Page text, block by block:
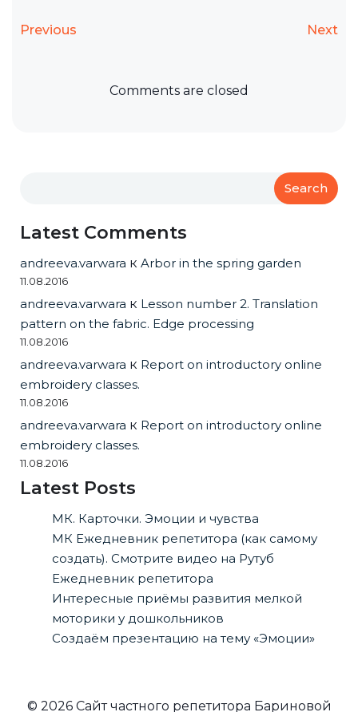
Previous Next
Comments are closed
Search
Latest Comments
andreeva.varwara к Arbor in the spring garden
11.08.2016
andreeva.varwara к Lesson number 2. Translation
pattern on the fabric. Edge processing
11.08.2016
andreeva.varwara к Report on introductory online
embroidery classes.
11.08.2016
andreeva.varwara к Report on introductory online
embroidery classes.
11.08.2016
Latest Posts
МК. Карточки. Эмоции и чувства
МК Ежедневник репетитора (как самому
создать). Смотрите видео на Рутуб
Ежедневник репетитора
Интересные приёмы развития мелкой
моторики у дошкольников
Создаём презентацию на тему «Эмоции»
© 2026 Сайт частного репетитора Бариновой